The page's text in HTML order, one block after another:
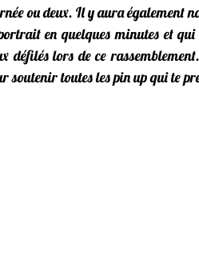
ou deux. Il y aura également
en quelques minutes et
défilés lors de ce
soutenir toutes les pin up qui te